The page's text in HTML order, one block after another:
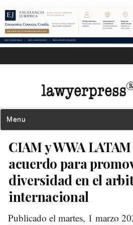
CIAM y WWA
acuerdo para
diversidad en el
internacional
Publicado el martes, 1 marzo